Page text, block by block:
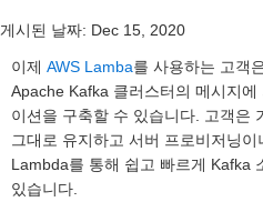
게시된 날짜: Dec 15, 2020
이제 AWS Lamba를 사용하는 고객
Apache Kafka 클러스터의 메시지
이션을 구축할 수 있습니다. 고객은
그대로 유지하고 서버 프로비저닝
Lambda를 통해 쉽고 빠르게 Kafka
있습니다.